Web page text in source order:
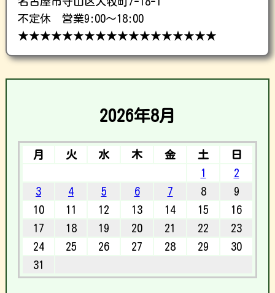
不定休 営業9:00〜18:00
★★★★★★★★★★★★★★★★★★
2026年8月
月 火 水 木 金 土
日
1
2
3
4 5 6 7 8
9
10
11 12 13 14 15
16
17
18 19 20 21 22
23
24
25 26 27 28 29
30
31